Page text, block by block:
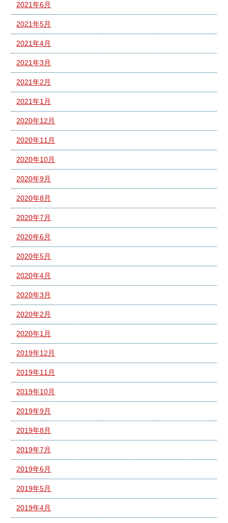
2021年6月
2021年5月
2021年4月
2021年3月
2021年2月
2021年1月
2020年12月
2020年11月
2020年10月
2020年9月
2020年8月
2020年7月
2020年6月
2020年5月
2020年4月
2020年3月
2020年2月
2020年1月
2019年12月
2019年11月
2019年10月
2019年9月
2019年8月
2019年7月
2019年6月
2019年5月
2019年4月